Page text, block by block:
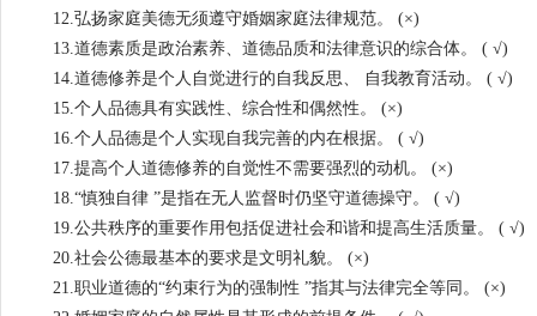
12.弘扬家庭美德无须遵守婚姻家庭法律规范。 (×)
13.道德素质是政治素养、道德品质和法律意识的综合体。 ( √)
14.道德修养是个人自觉进行的自我反思、 自我教育活动。 ( √)
15.个人品德具有实践性、综合性和偶然性。 (×)
16.个人品德是个人实现自我完善的内在根据。 ( √)
17.提高个人道德修养的自觉性不需要强烈的动机。 (×)
18.“慎独自律 ”是指在无人监督时仍坚守道德操守。 ( √)
19.公共秩序的重要作用包括促进社会和谐和提高生活质量。 ( √)
20.社会公德最基本的要求是文明礼貌。 (×)
21.职业道德的“约束行为的强制性 ”指其与法律完全等同。 (×)